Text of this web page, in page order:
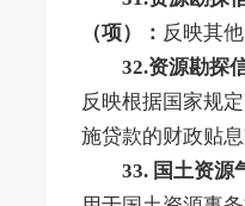
（项）： 反映其
32.资源勘探
反映根据国家规
施贷款的财政贴
33. 国土资源